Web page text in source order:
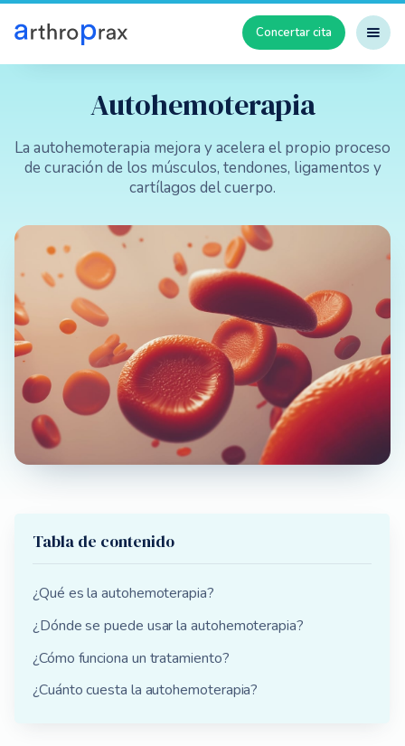
Concertar cita
Autohemoterapia
La autohemoterapia mejora y acelera el propio proceso
de curación de los músculos, tendones, ligamentos y
cartílagos del cuerpo.
Tabla de contenido
¿Qué es la autohemoterapia?
¿Dónde se puede usar la autohemoterapia?
¿Cómo funciona un tratamiento?
¿Cuánto cuesta la autohemoterapia?